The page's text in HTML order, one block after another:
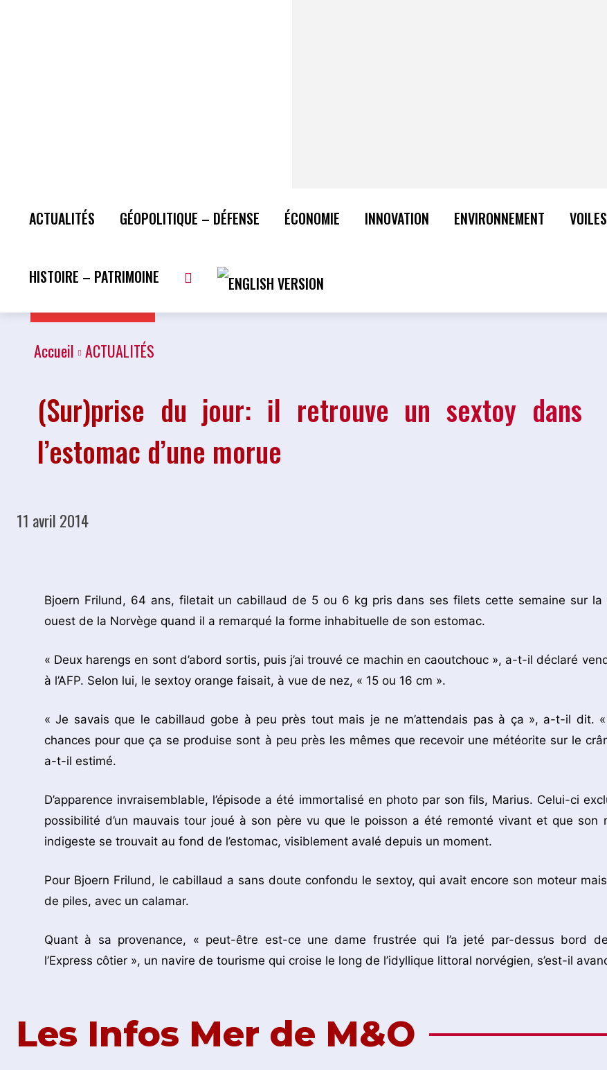
ACTUALITÉS GÉOPOLITIQUE – DÉFENSE ÉCONOMIE INNOVATION ENVIRONNEMENT
HISTOIRE – PATRIMOINE
Accueil ACTUALITÉS
(Sur)prise du jour: il retrouve un sextoy dans
l’estomac d’une morue
11 avril 2014
Bjoern Frilund, 64 ans, filetait un cabillaud de 5 ou 6 kg pris dans ses filets cette semaine sur la
ouest de la Norvège quand il a remarqué la forme inhabituelle de son estomac.
« Deux harengs en sont d’abord sortis, puis j’ai trouvé ce machin en caoutchouc », a-t-il déclaré
à l’AFP. Selon lui, le sextoy orange faisait, à vue de nez, « 15 ou 16 cm ».
« Je savais que le cabillaud gobe à peu près tout mais je ne m’attendais pas à ça », a-t-il dit.
chances pour que ça se produise sont à peu près les mêmes que recevoir une météorite sur le
a-t-il estimé.
D’apparence invraisemblable, l’épisode a été immortalisé en photo par son fils, Marius. Celui-ci
possibilité d’un mauvais tour joué à son père vu que le poisson a été remonté vivant et que son
indigeste se trouvait au fond de l’estomac, visiblement avalé depuis un moment.
Pour Bjoern Frilund, le cabillaud a sans doute confondu le sextoy, qui avait encore son moteur
de piles, avec un calamar.
Quant à sa provenance, « peut-être est-ce une dame frustrée qui l’a jeté par-dessus bord
l’Express côtier », un navire de tourisme qui croise le long de l’idyllique littoral norvégien, s’est-il
Les Infos Mer de M&O